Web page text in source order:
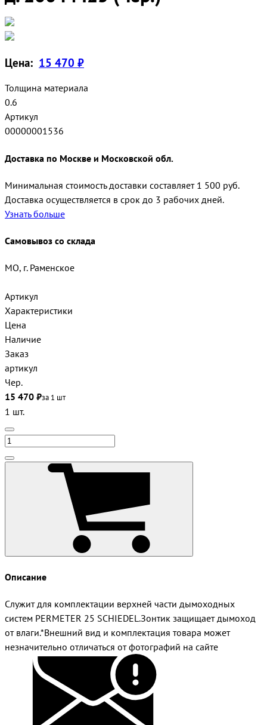
Цена: 15 470 ₽
Толщина материала
0.6
Артикул
00000001536
Доставка по Москве и Московской обл.
Минимальная стоимость доставки составляет 1 500 руб.
Доставка осуществляется в срок до 3 рабочих дней.
Узнать больше
Самовывоз со склада
МО, г. Раменское
Артикул
Характеристики
Цена
Наличие
Заказ
артикул
Чер.
15 470 ₽за 1 шт
1 шт.
Описание
Служит для комплектации верхней части дымоходных
систем PERMETER 25 SCHIEDEL.Зонтик защищает дымоход
от влаги.*Внешний вид и комплектация товара может
незначительно отличаться от фотографий на сайте